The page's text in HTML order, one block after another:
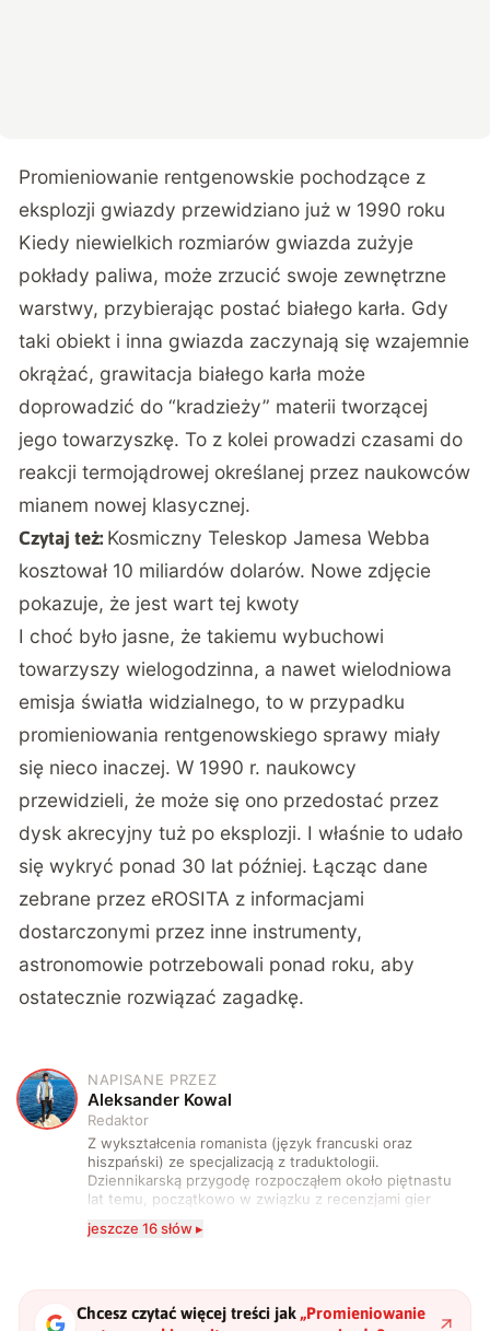
Promieniowanie rentgenowskie pochodzące z
eksplozji gwiazdy przewidziano już w 1990 roku
Kiedy niewielkich rozmiarów gwiazda zużyje
pokłady paliwa, może zrzucić swoje zewnętrzne
warstwy, przybierając postać białego karła. Gdy
taki obiekt i inna gwiazda zaczynają się wzajemnie
okrążać, grawitacja białego karła może
doprowadzić do “kradzieży” materii tworzącej
jego towarzyszkę. To z kolei prowadzi czasami do
reakcji termojądrowej określanej przez naukowców
mianem nowej klasycznej.
Czytaj też: Kosmiczny Teleskop Jamesa Webba
kosztował 10 miliardów dolarów. Nowe zdjęcie
pokazuje, że jest wart tej kwoty
I choć było jasne, że takiemu wybuchowi
towarzyszy wielogodzinna, a nawet wielodniowa
emisja światła widzialnego, to w przypadku
promieniowania rentgenowskiego sprawy miały
się nieco inaczej. W 1990 r. naukowcy
przewidzieli, że może się ono przedostać przez
dysk akrecyjny tuż po eksplozji. I właśnie to udało
się wykryć ponad 30 lat później. Łącząc dane
zebrane przez eROSITA z informacjami
dostarczonymi przez inne instrumenty,
astronomowie potrzebowali ponad roku, aby
ostatecznie rozwiązać zagadkę.
A
NAPISANE PRZEZ
Aleksander Kowal
Redaktor
Z wykształcenia romanista (język francuski oraz
hiszpański) ze specjalizacją z traduktologii.
Dziennikarską przygodę rozpocząłem około piętnastu
lat temu, początkowo w związku z recenzjami gier
komputerowych i filmów. Obecnie publikuję
zdecydowanie częściej na tematy związane z nauką
także uprawiać oraz oglądać sport.
jeszcze 16 słów ▸
Chcesz czytać więcej treści jak „Promieniowanie